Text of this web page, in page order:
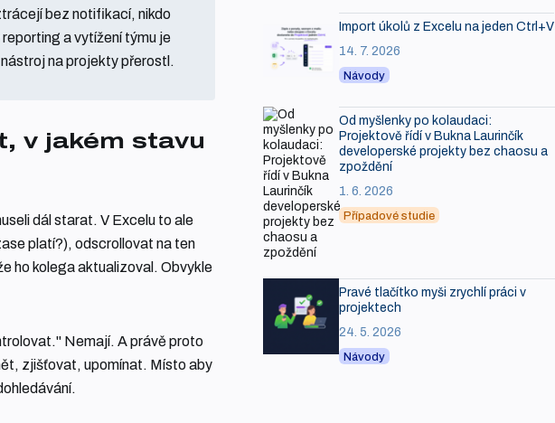
bez notifikací, nikdo
a vytížení týmu je
na projekty přerostl.
v jakém stavu
dál starat. V Excelu to ale
platí?), odscrollovat na ten
ho kolega aktualizoval. Obvykle
Nemají. A právě proto
zjišťovat, upomínat. Místo aby
Import úkolů z Excelu na jeden Ctrl+V
14. 7. 2026
Návody
Od myšlenky po kolaudaci:
Projektově řídí v Bukna Laurinčík
developerské projekty bez chaosu a
zpoždění
1. 6. 2026
Případové studie
Pravé tlačítko myši zrychlí práci v
projektech
24. 5. 2026
Návody